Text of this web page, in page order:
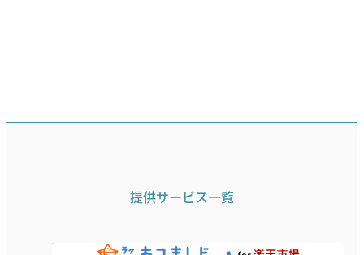
提供サービス一覧